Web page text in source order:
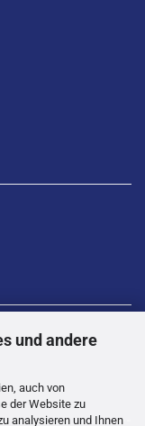
und andere
auch von
der Website zu
analysieren und Ihnen
---